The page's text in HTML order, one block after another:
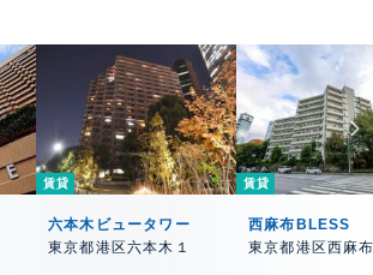
賃貸
六本木ビュータワー
東京都港区六本木１
賃貸
西麻布BLESS
東京都港区西麻